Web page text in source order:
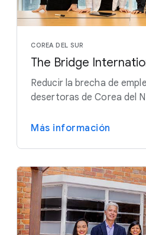
COREA DEL SUR
The Bridge
Reducir la brecha de
desertoras de Corea del
Más información